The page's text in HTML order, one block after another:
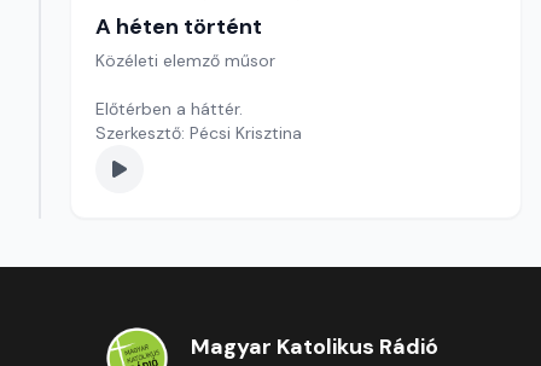
A héten történt
Közéleti elemző műsor
Előtérben a háttér.
Szerkesztő: Pécsi Krisztina
Magyar Katolikus Rádió